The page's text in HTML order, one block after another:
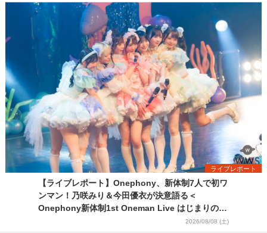
ライブレポート
【ライブレポート】Onephony、新体制7人で初ワ
ンマン！乃咲みり＆今田優衣が決意語る＜
Onephony新体制1st Oneman Live はじまりの夏
2026/08/08 (土)